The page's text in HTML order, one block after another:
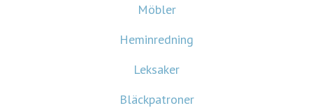
Möbler
Heminredning
Leksaker
Bläckpatroner